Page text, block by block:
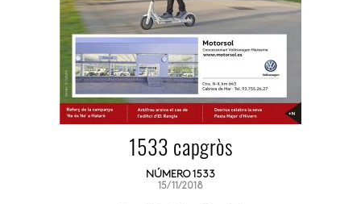
1533 capgròs
NÚMERO 1533
15/11/2018